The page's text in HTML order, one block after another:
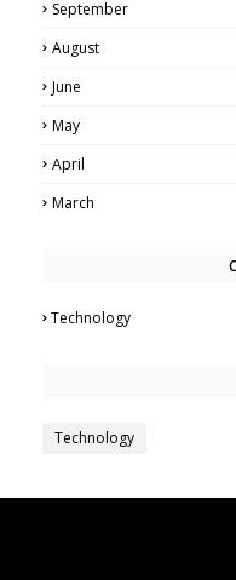
September
August
June
May
April
March
Technology
Technology